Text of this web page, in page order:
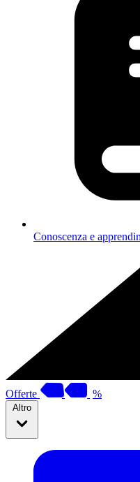
Conoscenza e
Offerte %
Altro